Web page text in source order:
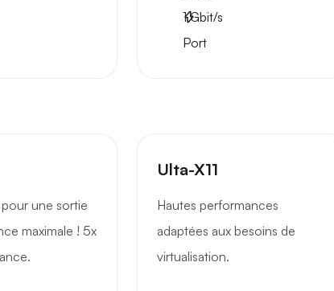
1Gbit/s
Port
une sortie
maximale ! 5x
Ulta-X11
Hautes performances
adaptées aux besoins de
virtualisation.